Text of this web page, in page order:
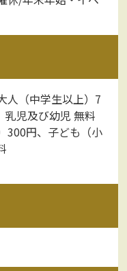
人（中学生以上）7
児及び幼児 無料
300円、子ども（小